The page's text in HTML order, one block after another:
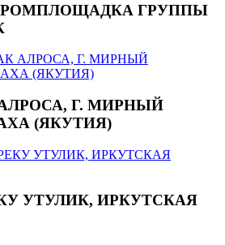
ГРУППЫ
Г. МИРНЫЙ
(ЯКУТИЯ)
УТУЛИК, ИРКУТСКАЯ